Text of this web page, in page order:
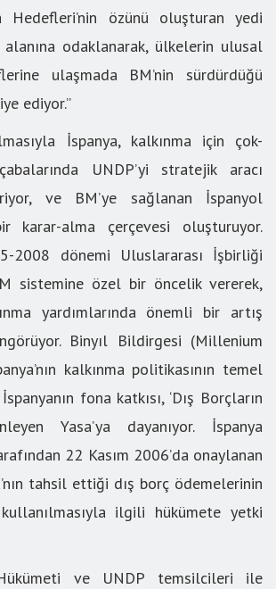
Hedefleri’nin özünü oluşturan yedi
odaklanarak, ülkelerin ulusal
ulaşmada BM’nin sürdürdüğü
ediyor.”
İspanya, kalkınma için çok-
UNDP’yi stratejik aracı
ve BM’ye sağlanan İspanyol
karar-alma çerçevesi oluşturuyor.
2008 dönemi Uluslararası İşbirliği
sistemine özel bir öncelik vererek,
yardımlarında önemli bir artış
Binyıl Bildirgesi (Millenium
kalkınma politikasının temel
fona katkısı, ‘Dış Borçların
Yasa’ya dayanıyor. İspanya
22 Kasım 2006’da onaylanan
tahsil ettiği dış borç ödemelerinin
ilgili hükümete yetki
ve UNDP temsilcileri ile